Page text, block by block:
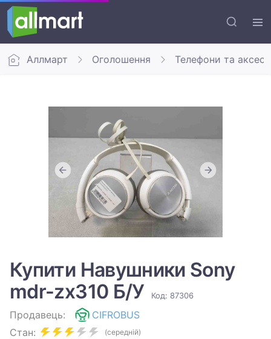
Аллмарт Оголошення Телефони та
Купити Навушники Sony
mdr-zx310 Б/У
Код: 87306
Продавець:
CIFROBUS
Стан:
(середній)